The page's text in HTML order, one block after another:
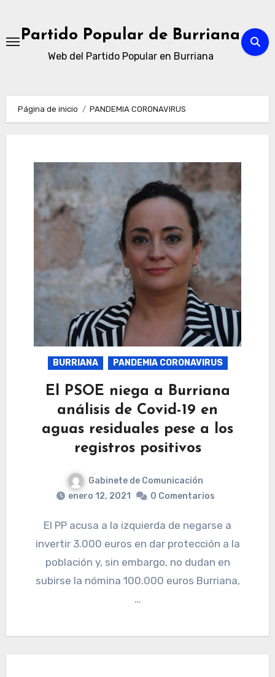
contenidoPartido Popular de Burriana
Web del Partido Popular en Burriana
Página de inicio PANDEMIA CORONAVIRUS
BURRIANA PANDEMIA CORONAVIRUS
El PSOE niega a Burriana
análisis de Covid-19 en
aguas residuales pese a los
registros positivos
Gabinete de Comunicación
enero 12, 2021
0 Comentarios
El PP acusa a la izquierda de negarse a
invertir 3.000 euros en dar protección a la
población y, sin embargo, no dudan en
subirse la nómina 100.000 euros Burriana,
…